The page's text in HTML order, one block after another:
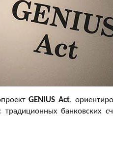
GENIUS Act,
банковских